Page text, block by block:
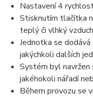
Nastavení 4
Stisknutím tlačítka
teplý či vlhký
Jednotka se
jakýchkoli dalších
Systém byl
jakéhokoli nářadí
Během provozu se